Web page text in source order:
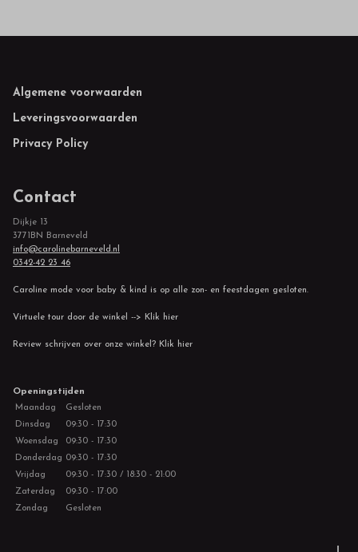
Footer
Algemene voorwaarden
Leveringsvoorwaarden
Privacy Policy
Contact
Dijkje 13
3771BN Barneveld
info@carolinebarneveld.nl
0342-42 23 46
Caroline mode voor baby & kind is op alle zon- en feestdagen gesloten.
Virtuele tour door de winkel --> Klik hier
Review schrijven over onze winkel? Klik hier
Openingstijden
Maandag
Gesloten
Dinsdag
09:30 - 17:30
Woensdag
09:30 - 17:30
Donderdag 09:30 - 17:30
Vrijdag
09:30 - 17:30 / 18:30 - 21:00
Zaterdag
09:30 - 17:00
Zondag
Gesloten